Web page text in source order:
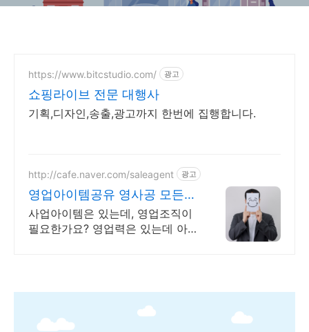
https://www.bitcstudio.com/ 광고
쇼핑라이브 전문 대행사
기획,디자인,송출,광고까지 한번에 집행합니다.
http://cafe.naver.com/saleagent 광고
영업아이템공유 영사공 모든
회원은 성공해야한다!
사업아이템은 있는데, 영업조직이
필요한가요? 영업력은 있는데 아